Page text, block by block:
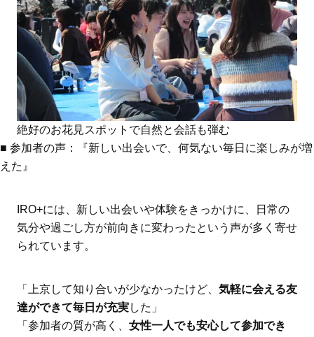
絶好のお花見スポットで自然と会話も弾む
■ 参加者の声：『新しい出会いで、何気ない毎日に楽しみが増
えた』
IRO+には、新しい出会いや体験をきっかけに、日常の
気分や過ごし方が前向きに変わったという声が多く寄せ
られています。
「上京して知り合いが少なかったけど、 気軽に会える友
達ができて毎日が充実した」
「参加者の質が高く、 女性一人でも安心して参加でき